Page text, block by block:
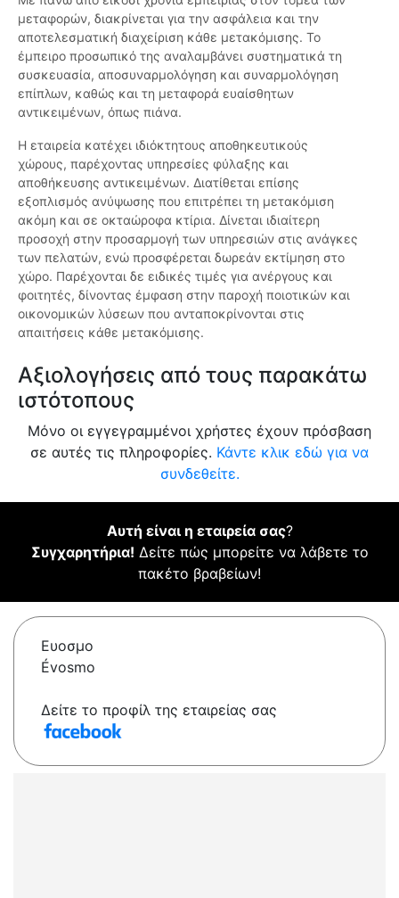
μεταφορών, διακρίνεται για την ασφάλεια και την
αποτελεσματική διαχείριση κάθε μετακόμισης. Το
έμπειρο προσωπικό της αναλαμβάνει συστηματικά τη
συσκευασία, αποσυναρμολόγηση και συναρμολόγηση
επίπλων, καθώς και τη μεταφορά ευαίσθητων
αντικειμένων, όπως πιάνα.
Η εταιρεία κατέχει ιδιόκτητους αποθηκευτικούς
χώρους, παρέχοντας υπηρεσίες φύλαξης και
αποθήκευσης αντικειμένων. Διατίθεται επίσης
εξοπλισμός ανύψωσης που επιτρέπει τη μετακόμιση
ακόμη και σε οκταώροφα κτίρια. Δίνεται ιδιαίτερη
προσοχή στην προσαρμογή των υπηρεσιών στις ανάγκες
των πελατών, ενώ προσφέρεται δωρεάν εκτίμηση στο
χώρο. Παρέχονται δε ειδικές τιμές για ανέργους και
φοιτητές, δίνοντας έμφαση στην παροχή ποιοτικών και
οικονομικών λύσεων που ανταποκρίνονται στις
απαιτήσεις κάθε μετακόμισης.
Αξιολογήσεις από τους παρακάτω
ιστότοπους
Μόνο οι εγγεγραμμένοι χρήστες έχουν πρόσβαση
σε αυτές τις πληροφορίες. Κάντε κλικ εδώ για να
συνδεθείτε.
Αυτή είναι η εταιρεία σας?
Συγχαρητήρια! Δείτε πώς μπορείτε να λάβετε το
πακέτο βραβείων!
Ευοσμο
Évosmo
Δείτε το προφίλ της εταιρείας σας